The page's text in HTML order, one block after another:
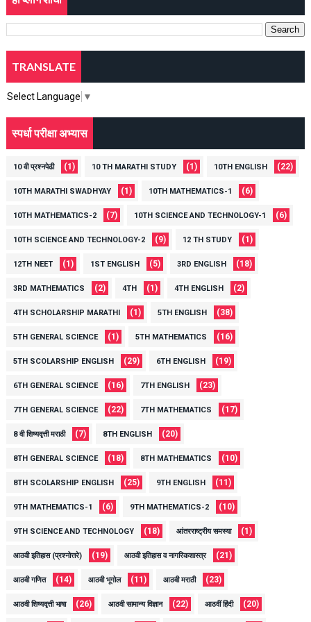
TRANSLATE
Select Language ▼
स्पर्धा परीक्षा अभ्यास
10 वी प्रश्नपेढी (1) 10 TH MARATHI STUDY (1) 10TH ENGLISH (22)
10TH MARATHI SWADHYAY (1) 10TH MATHEMATICS-1 (6)
10TH MATHEMATICS-2 (7) 10TH SCIENCE AND TECHNOLOGY-1 (6)
10TH SCIENCE AND TECHNOLOGY-2 (9) 12 TH STUDY (1)
12TH NEET (1) 1ST ENGLISH (5) 3RD ENGLISH (18)
3RD MATHEMATICS (2) 4TH (1) 4TH ENGLISH (2)
4TH SCHOLARSHIP MARATHI (1) 5TH ENGLISH (38)
5TH GENERAL SCIENCE (1) 5TH MATHEMATICS (16)
5TH SCOLARSHIP ENGLISH (29) 6TH ENGLISH (19)
6TH GENERAL SCIENCE (16) 7TH ENGLISH (23)
7TH GENERAL SCIENCE (22) 7TH MATHEMATICS (17)
8 वी शिष्यवृत्ती मराठी (7) 8TH ENGLISH (20)
8TH GENERAL SCIENCE (18) 8TH MATHEMATICS (10)
8TH SCOLARSHIP ENGLISH (25) 9TH ENGLISH (11)
9TH MATHEMATICS-1 (6) 9TH MATHEMATICS-2 (10)
9TH SCIENCE AND TECHNOLOGY (18) आंतरराष्ट्रीय समस्या (1)
आठवी इतिहास (प्रश्नोत्तरे) (19) आठवी इतिहास व नागरिकशास्त्र (21)
आठवी गणित (14) आठवी भूगोल (11) आठवी मराठी (23)
आठवी शिष्यवृत्ती भाषा (26) आठवी सामान्य विज्ञान (22) आठवीं हिंदी (20)